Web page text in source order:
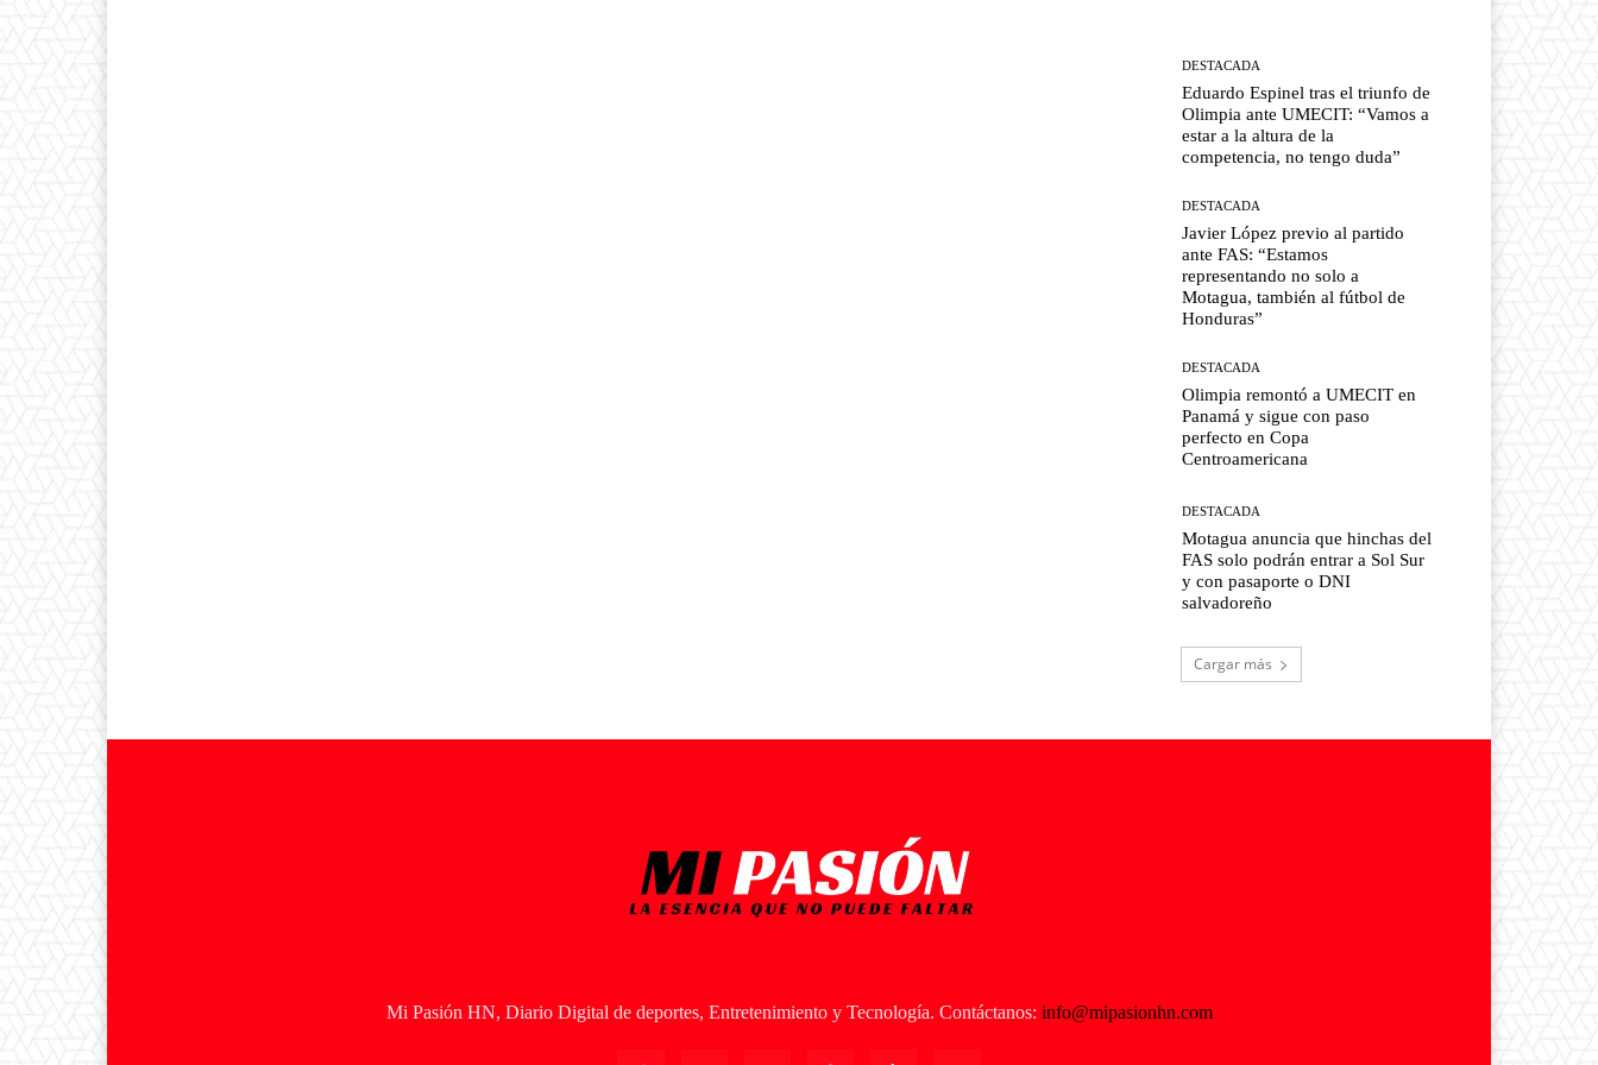
DESTACADA
Eduardo Espinel tras el triunfo de
Olimpia ante UMECIT: “Vamos a
estar a la altura de la
competencia, no tengo duda”
DESTACADA
Javier López previo al partido
ante FAS: “Estamos
representando no solo a
Motagua, también al fútbol de
Honduras”
DESTACADA
Olimpia remontó a UMECIT en
Panamá y sigue con paso
perfecto en Copa
Centroamericana
DESTACADA
Motagua anuncia que hinchas del
FAS solo podrán entrar a Sol Sur
y con pasaporte o DNI
salvadoreño
Cargar más
Mi Pasión HN, Diario Digital de deportes, Entretenimiento y Tecnología. Contáctanos: info@mipasionhn.com